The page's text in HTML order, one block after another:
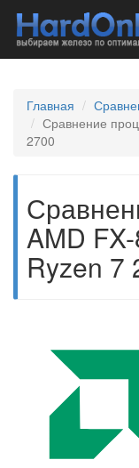
Главная
Сравнение
2700
AMD
Ryzen 7